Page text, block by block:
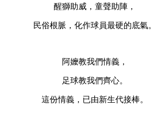
醒獅助威，童聲助陣，
民俗根脈，化作球員最硬的底氣。
阿嬤教我們情義，
足球教我們齊心。
這份情義，已由新生代接棒。